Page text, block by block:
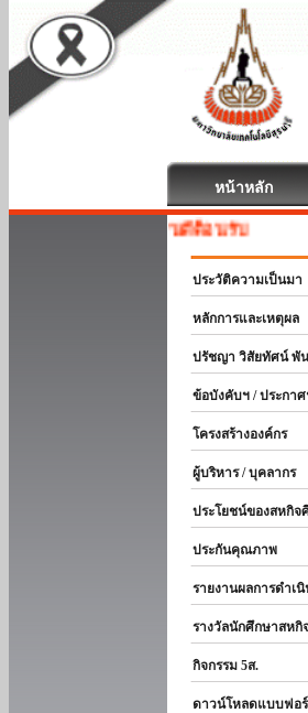
หน้าหลัก
สหกิจศึกษา ยินดีต้อนรับ
ประวัติความเป็นมา
หลักการและเหตุผล
ปรัชญา วิสัยทัศน์ พัน
ข้อบังคับฯ / ประกาศ
โครงสร้างองค์กร
ผู้บริหาร / บุคลากร
ประโยชน์ของสหกิจ
ประกันคุณภาพ
รายงานผลการดำเนิ
รางวัลนักศึกษาสหกิ
กิจกรรม 5ส.
ดาวน์โหลดแบบฟอ